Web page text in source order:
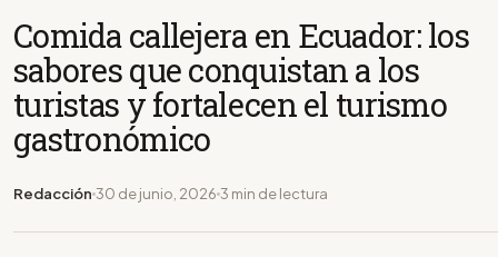
Comida callejera en Ecuador: los
sabores que conquistan a los
turistas y fortalecen el turismo
gastronómico
Redacción 30 de junio, 2026 3 min de lectura